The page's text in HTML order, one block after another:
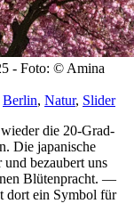
- Foto: © Amina
Berlin, Natur, Slider
die 20-Grad-
Die japanische
bezaubert uns
Blütenpracht. —
dort ein Symbol für